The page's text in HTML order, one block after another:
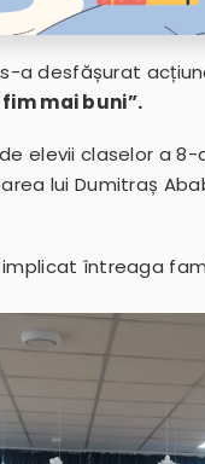
a desfășurat
mai buni”.
elevii claselor a 8-
lui Dumitraș
întreaga